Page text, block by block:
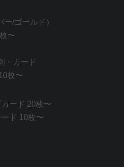
ー/ゴールド）
〜
・カード
枚〜
ード 20枚〜
ド 10枚〜